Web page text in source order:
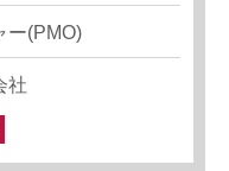
ー(PMO)
社